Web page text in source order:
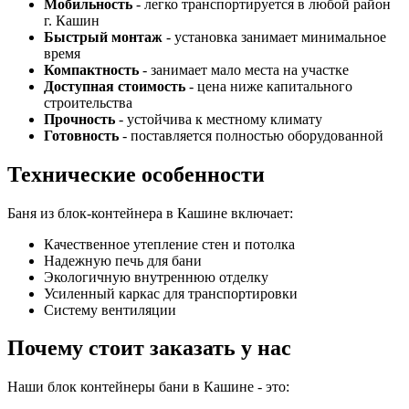
Мобильность - легко транспортируется в любой район
г. Кашин
Быстрый монтаж - установка занимает минимальное
время
Компактность - занимает мало места на участке
Доступная стоимость - цена ниже капитального
строительства
Прочность - устойчива к местному климату
Готовность - поставляется полностью оборудованной
Технические особенности
Баня из блок-контейнера в Кашине включает:
Качественное утепление стен и потолка
Надежную печь для бани
Экологичную внутреннюю отделку
Усиленный каркас для транспортировки
Систему вентиляции
Почему стоит заказать у нас
Наши блок контейнеры бани в Кашине - это: